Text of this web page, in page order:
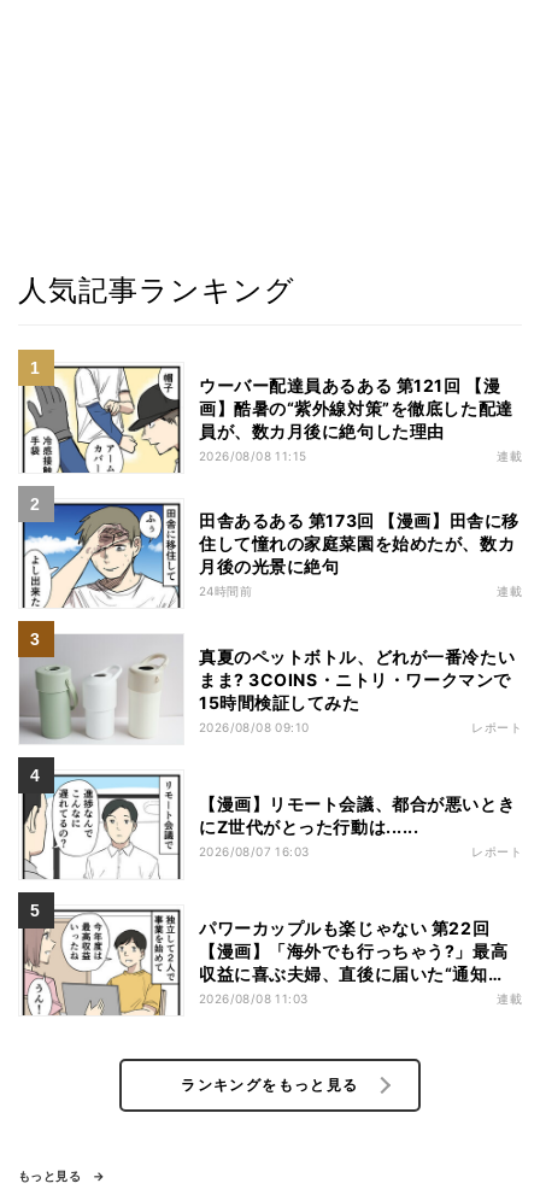
人気記事ランキング
ウーバー配達員あるある 第121回 【漫
画】酷暑の“紫外線対策”を徹底した配達
員が、数カ月後に絶句した理由
2026/08/08 11:15 連載
田舎あるある 第173回 【漫画】田舎に移
住して憧れの家庭菜園を始めたが、数カ
月後の光景に絶句
24時間前 連載
真夏のペットボトル、どれが一番冷たい
まま? 3COINS・ニトリ・ワークマンで
15時間検証してみた
2026/08/08 09:10 レポート
【漫画】リモート会議、都合が悪いとき
にZ世代がとった行動は......
2026/08/07 16:03 レポート
パワーカップルも楽じゃない 第22回
【漫画】「海外でも行っちゃう?」最高
収益に喜ぶ夫婦、直後に届いた“通知
書”で現実に戻された
2026/08/08 11:03 連載
ランキングをもっと見る
もっと見る